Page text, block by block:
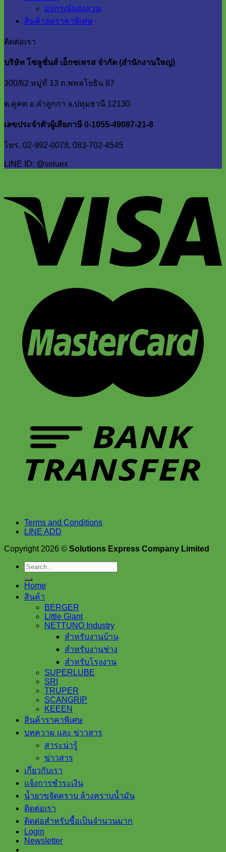
อุปกรณ์แต่งสวน
สินค้าลดราคาพิเศษ
ติดต่อเรา
บริษัท โซลูชั่นส์ เอ็กซเพรส จำกัด (สำนักงานใหญ่)
300/62 หมู่ที่ 13 ถ.พหลโยธิน 87
ต.คูคต อ.ลำลูกกา จ.ปทุมธานี 12130
เลขประจำตัวผู้เสียภาษี 0-1055-49087-21-8
โทร. 02-992-0078, 083-702-4545
LINE ID: @soluex
Terms and Conditions
LINE ADD
Copyright 2026 © Solutions Express Company Limited
Search
for:
Home
สินค้า
BERGER
Little Giant
NETTUNO Industry
สำหรับงานบ้าน
สำหรับงานช่าง
สำหรับโรงงาน
SUPERLUBE
SRI
TRUPER
SCANGRIP
KEEEN
สินค้าราคาพิเศษ
บทความ และ ข่าวสาร
สาระน่ารู้
ข่าวสาร
เกี่ยวกับเรา
แจ้งการชำระเงิน
น้ำยาขจัดคราบ ล้างคราบน้ำมัน
ติดต่อเรา
ติดต่อสำหรับซื้อเป็นจำนวนมาก
Login
Newsletter